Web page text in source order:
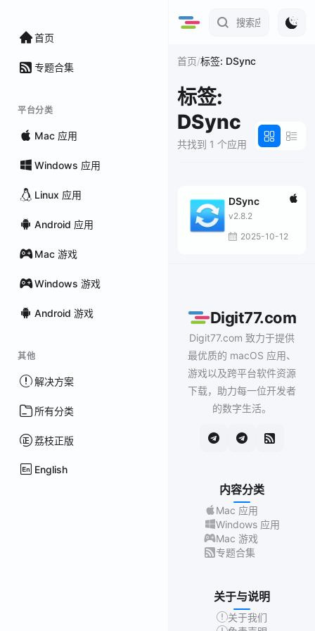
首页
专题合集
平台分类
Mac 应用
Windows 应用
Linux 应用
Android 应用
Mac 游戏
Windows 游戏
Android 游戏
其他
解决方案
所有分类
荔枝正版
English
首页/标签: DSync
标签:
DSync
共找到 1 个应用
DSync
v2.8.2
2025-10-12
Digit77.com
Digit77.com 致力于提供
最优质的 macOS 应用、
游戏以及跨平台软件资源
下载，助力每一位开发者
的数字生活。
内容分类
Mac 应用
Windows 应用
Mac 游戏
专题合集
关于与说明
关于我们